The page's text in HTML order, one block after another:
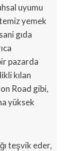
uyumu
yemek
gıda
pazarda
kılan
Road gibi,
yüksek
teşvik eder,